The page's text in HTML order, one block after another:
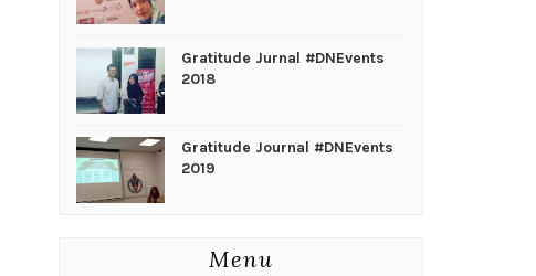
Gratitude Jurnal #DNEvents
2018
Gratitude Journal #DNEvents
2019
Menu